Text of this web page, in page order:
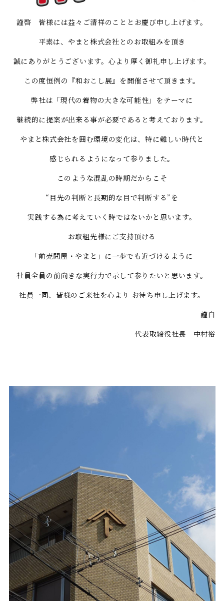
謹啓 皆様には益々ご清祥のこととお慶び申し上げます。
平素は、やまと株式会社とのお取組みを頂き
誠にありがとうございます。心より厚く御礼申し上げます。
この度恒例の『和おこし展』を開催させて頂きます。
弊社は「現代の着物の大きな可能性」をテーマに
継続的に提案が出来る事が必要であると考えております。
やまと株式会社を囲む環境の変化は、特に難しい時代と
感じられるようになって参りました。
このような混乱の時期だからこそ
“目先の判断と長期的な目で判断する”を
実践する為に考えていく時ではないかと思います。
お取組先様にご支持頂ける
「前売問屋・やまと」に一歩でも近づけるように
社員全員の前向きな実行力で示して参りたいと思います。
社員一同、皆様のご来社を心より お待ち申し上げます。
謹白
代表取締役社長 中村裕